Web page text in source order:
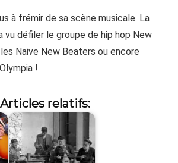
à frémir de sa scène musicale. La
vu défiler le groupe de hip hop New
Naive New Beaters ou encore
!
Articles relatifs: